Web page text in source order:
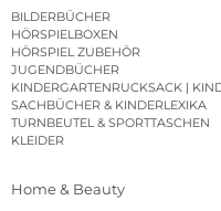
BILDERBÜCHER
HÖRSPIELBOXEN
HÖRSPIEL ZUBEHÖR
JUGENDBÜCHER
SACHBÜCHER & KINDERLEXIKA
TURNBEUTEL & SPORTTASCHEN
KLEIDER
Home & Beauty